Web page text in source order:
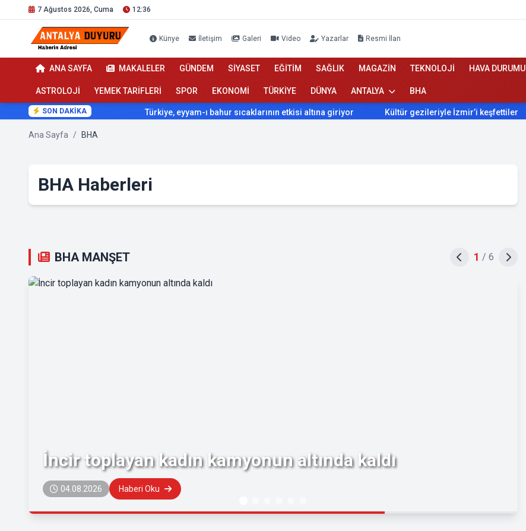
7 Ağustos 2026, Cuma 12:36
Künye İletişim Galeri Video Yazarlar Resmi İlan
ANA SAYFA MAKALELER GÜNDEM SİYASET EĞİTİM SAĞLIK MAGAZİN TEKNOLOJİ HAVA DURUMU
ASTROLOJİ YEMEK TARİFLERİ SPOR EKONOMİ TÜRKİYE DÜNYA ANTALYA BHA
SON DAKİKA Türkiye, eyyam-ı bahur sıcaklarının etkisi altına giriyor Kültür gezileriyle İzmir’i keşfettiler
Ana Sayfa / BHA
BHA Haberleri
BHA MANŞET 1 / 6
İncir toplayan kadın kamyonun altında kaldı
04.08.2026 Haberi Oku